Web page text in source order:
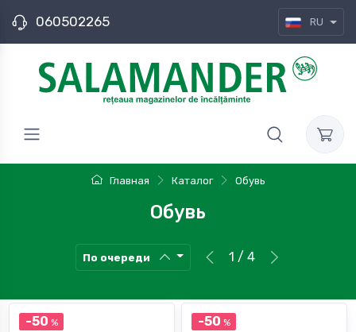
060502265 RU
Главная Каталог Обувь
Обувь
По очереди 1 / 4
-50 % -50 %